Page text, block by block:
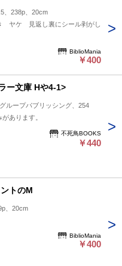
、238p、20cm
ヤケ 見返し裏にシール剥がし
BiblioMania
￥400
ー文庫 Hや4-1>
ループパブリッシング、254
あります。
不死鳥BOOKS
￥440
トのM
、20cm
BiblioMania
￥400